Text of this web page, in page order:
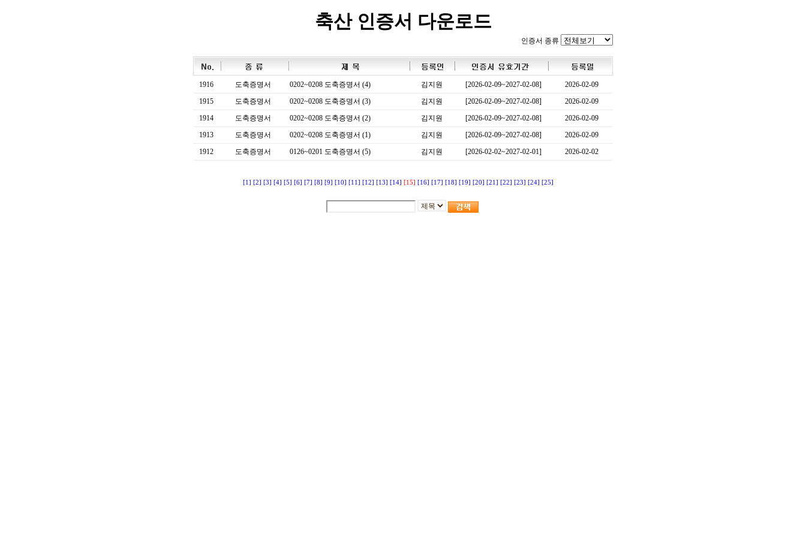
축산 인증서 다운로드
인증서 종류
1916 도축증명서 0202~0208 도축증명서 (4) 김지원 [2026-02-09~2027-02-08]
2026-02-09
1915
도축증명서 0202~0208 도축증명서 (3) 김지원 [2026-02-09~2027-02-08]
2026-02-09
1914
도축증명서 0202~0208 도축증명서 (2) 김지원 [2026-02-09~2027-02-08]
2026-02-09
1913
도축증명서 0202~0208 도축증명서 (1) 김지원 [2026-02-09~2027-02-08]
2026-02-09
1912
도축증명서 0126~0201 도축증명서 (5) 김지원 [2026-02-02~2027-02-01] 2026-02-02
[1] [2] [3] [4] [5] [6] [7] [8] [9] [10] [11] [12] [13] [14] [15] [16] [17] [18] [19] [20] [21] [22] [23] [24] [25]